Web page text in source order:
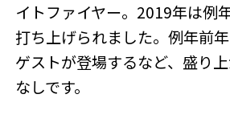
イトファイヤー。2019年は例
打ち上げられました。例年前
ゲストが登場するなど、盛り
なしです。